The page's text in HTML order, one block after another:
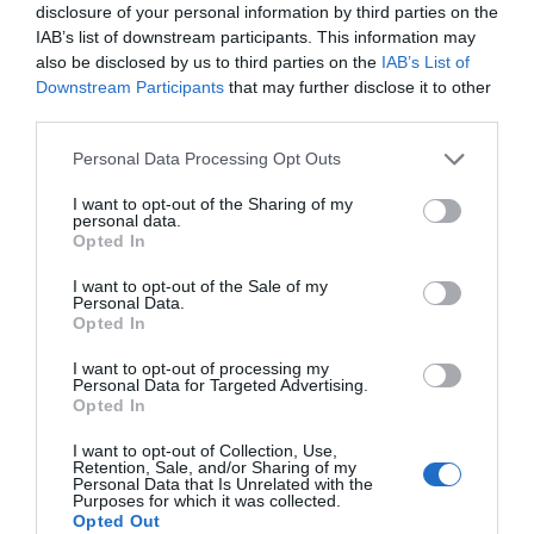
disclosure of your personal information by third parties on the
IAB’s list of downstream participants. This information may
also be disclosed by us to third parties on the IAB’s List of
Downstream Participants that may further disclose it to other
Personal Data Processing Opt Outs
I want to opt-out of the Sharing of my
personal data.
Opted In
I want to opt-out of the Sale of my
Personal Data.
Opted In
I want to opt-out of processing my
Personal Data for Targeted Advertising.
Opted In
I want to opt-out of Collection, Use,
Retention, Sale, and/or Sharing of my
Personal Data that Is Unrelated with the
Purposes for which it was collected.
Opted Out
AfegirVIA Empresacom a font preferida de
Google de forma gratuïta
Estigues informat amb les últimes notícies d'actualitat
ACTIVAR ARA
RELACIONADES